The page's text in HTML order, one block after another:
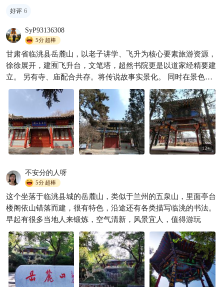
中国紫斑原野牡丹的故乡——
临洮曹家坪。#旅游网络打卡点
#我镜头下的绝美牡丹花 #兰泉
根子
兰泉根子 209
好评 6
SyP93136308
5分超棒
甘肃省临洮县岳麓山，以老子讲学、飞升为核心要素旅游资源，
徐徐展开，建🈶飞升台，文笔塔，超然书院更是以道家经精要建
立。 另有寺、庙配合共存。将传说故事实景化。 同时在景色宜
人且优美的大前提下，加持中国楹联文化公园内涵，配置陇右革
命纪念馆的红色印记，使🉐岳麓山更加魅力无限！ 传统文化的汇
集地！ 修身养性的好去处！ 提神醒脑的好平台！ 爱国教育精神
的领悟园！
12+
不安分的人呀
5分超棒
这个坐落于临洮县城的岳麓山，类似于兰州的五泉山，里面亭台
楼阁依山错落而建，很有特色，沿途还有各类描写临洮的书法。
早起有很多当地人来锻炼，空气清新，风景宜人，值得游玩